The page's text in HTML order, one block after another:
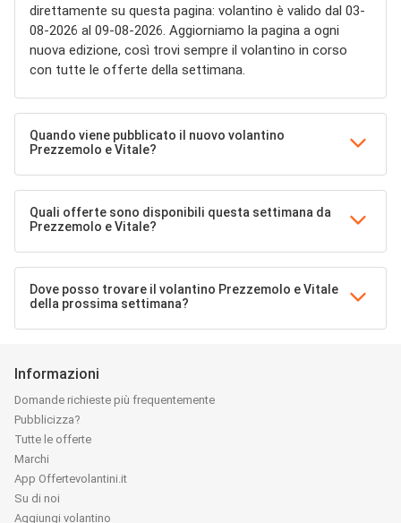
direttamente su questa pagina: volantino è valido dal 03-
08-2026 al 09-08-2026. Aggiorniamo la pagina a ogni
nuova edizione, così trovi sempre il volantino in corso
con tutte le offerte della settimana.
Quando viene pubblicato il nuovo volantino
Prezzemolo e Vitale?
Quali offerte sono disponibili questa settimana da
Prezzemolo e Vitale?
Dove posso trovare il volantino Prezzemolo e Vitale
della prossima settimana?
Informazioni
Domande richieste più frequentemente
Pubblicizza?
Tutte le offerte
Marchi
App Offertevolantini.it
Su di noi
Aggiungi volantino